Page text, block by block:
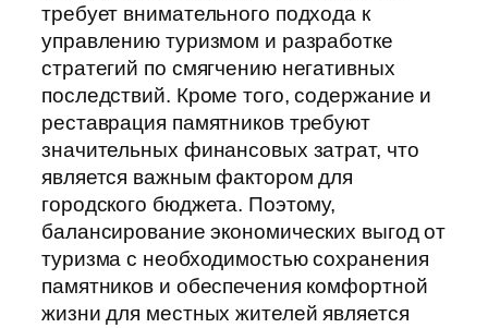
требует внимательного подхода к
управлению туризмом и разработке
стратегий по смягчению негативных
последствий. Кроме того, содержание и
реставрация памятников требуют
значительных финансовых затрат, что
является важным фактором для
городского бюджета. Поэтому,
балансирование экономических выгод от
туризма с необходимостью сохранения
памятников и обеспечения комфортной
жизни для местных жителей является